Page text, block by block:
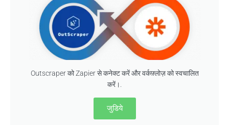
Outscraper को Zapier से कनेक्ट करें और वर्कफ़्लोज़ को स्वचालित
करें।.
जुडिये